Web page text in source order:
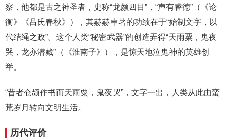
察，他都是古之神圣者，史称“龙颜四目”，“声有睿德”（《论
衡》《吕氏春秋》），其赫赫卓著的功绩在于“始制文字，以
代结绳之政”。这个人类“秘密武器”的创造弄得“天雨粟，鬼夜
哭，龙亦潜藏”（《淮南子》），是惊天地泣鬼神的英雄创
举。
“昔者仓颉作书而天雨粟，鬼夜哭”，文字一出，人类从此由蛮
荒岁月转向文明生活。
历代评价